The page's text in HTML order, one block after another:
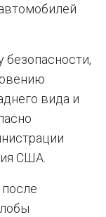
безопасности,
вида и
США.